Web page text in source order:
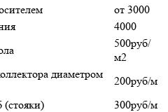
от 3000
4000
500руб/
м2
диаметром
200руб/м
300руб/м